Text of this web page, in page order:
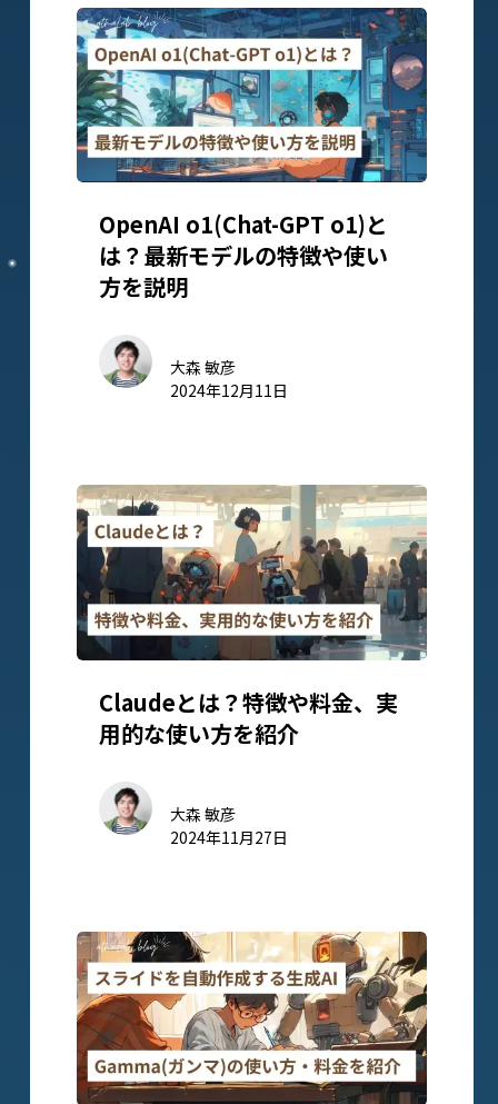
OpenAI o1(Chat-GPT o1)と
は？最新モデルの特徴や使い
方を説明
大森 敏彦
2024年12月11日
Claudeとは？特徴や料金、実
用的な使い方を紹介
大森 敏彦
2024年11月27日